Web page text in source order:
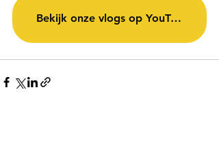
Bekijk onze vlogs op YouTube!